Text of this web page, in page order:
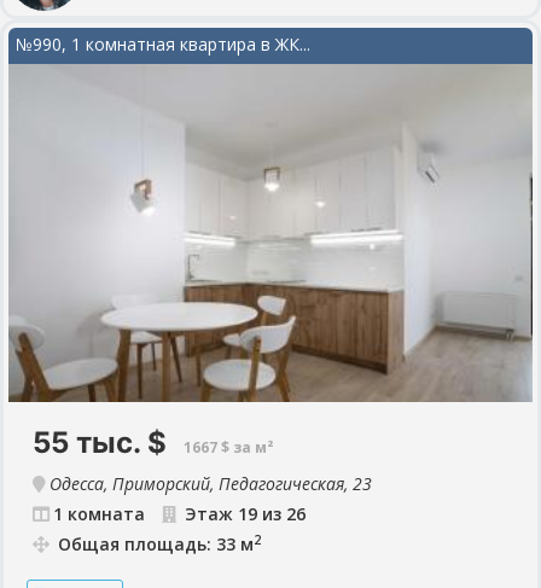
дорогие, качественные материалы. Унитаз Villeroy&Boch,
инсталляция и сантехника Grohe, плитка в комнатах и в
санузлах испанская. В наличии так же вся посуда, необходимая
№990, 1 комнатная квартира в ЖК...
55 тыс. $ 1667 $ за м²
Одесса, Приморский, Педагогическая, 23
1 комната
Этаж 19 из 26
Общая площадь: 33 м2